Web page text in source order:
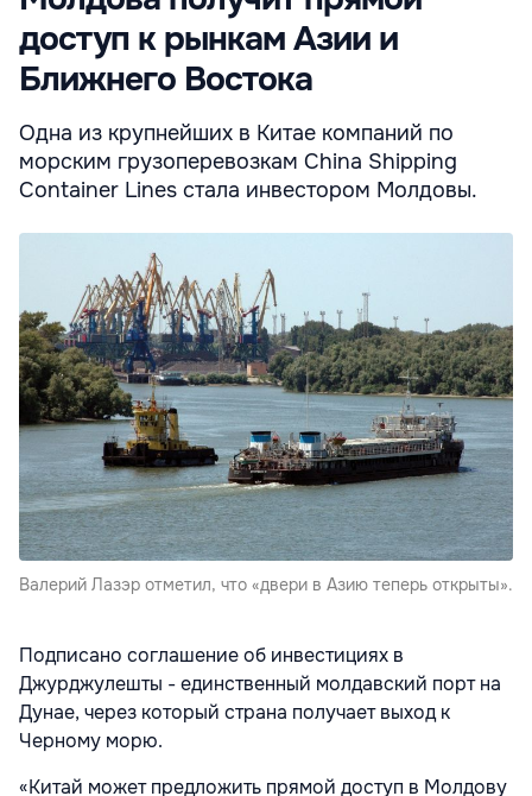
доступ к рынкам Азии и
Ближнего Востока
Одна из крупнейших в Китае компаний по
морским грузоперевозкам China Shipping
Container Lines стала инвестором Молдовы.
Валерий Лазэр отметил, что «двери в Азию теперь открыты».
Подписано соглашение об инвестициях в
Джурджулешты - единственный молдавский порт на
Дунае, через который страна получает выход к
Черному морю.
«Китай может предложить прямой доступ в Молдову